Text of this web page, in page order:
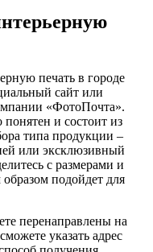
печать в городе
сайт или
«ФотоПочта».
и состоит из
типа продукции –
или эксклюзивный
с размерами и
подойдет для
перенаправлены на
указать адрес